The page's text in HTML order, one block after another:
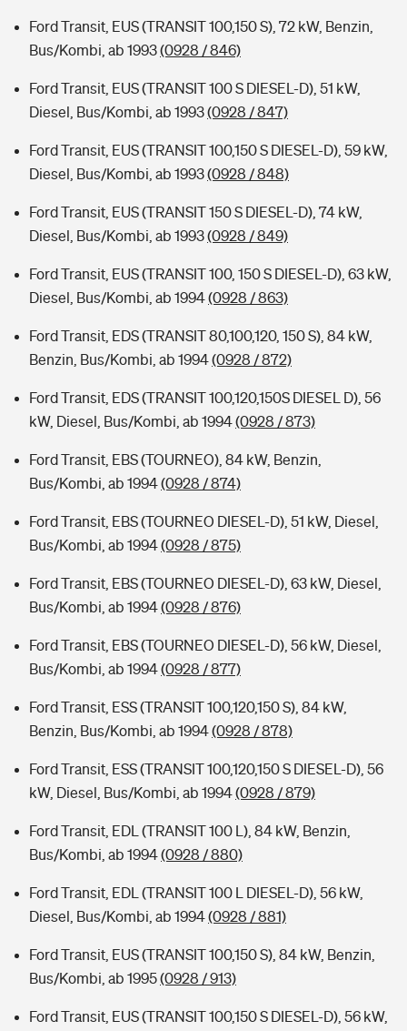
Ford Transit, EUS (TRANSIT 100,150 S), 72 kW, Benzin,
Bus/Kombi, ab 1993(0928 / 846)
Ford Transit, EUS (TRANSIT 100 S DIESEL-D), 51 kW,
Diesel, Bus/Kombi, ab 1993(0928 / 847)
Ford Transit, EUS (TRANSIT 100,150 S DIESEL-D), 59 kW,
Diesel, Bus/Kombi, ab 1993(0928 / 848)
Ford Transit, EUS (TRANSIT 150 S DIESEL-D), 74 kW,
Diesel, Bus/Kombi, ab 1993(0928 / 849)
Ford Transit, EUS (TRANSIT 100, 150 S DIESEL-D), 63 kW,
Diesel, Bus/Kombi, ab 1994(0928 / 863)
Ford Transit, EDS (TRANSIT 80,100,120, 150 S), 84 kW,
Benzin, Bus/Kombi, ab 1994(0928 / 872)
Ford Transit, EDS (TRANSIT 100,120,150S DIESEL D), 56
kW, Diesel, Bus/Kombi, ab 1994(0928 / 873)
Ford Transit, EBS (TOURNEO), 84 kW, Benzin,
Bus/Kombi, ab 1994(0928 / 874)
Ford Transit, EBS (TOURNEO DIESEL-D), 51 kW, Diesel,
Bus/Kombi, ab 1994(0928 / 875)
Ford Transit, EBS (TOURNEO DIESEL-D), 63 kW, Diesel,
Bus/Kombi, ab 1994(0928 / 876)
Ford Transit, EBS (TOURNEO DIESEL-D), 56 kW, Diesel,
Bus/Kombi, ab 1994(0928 / 877)
Ford Transit, ESS (TRANSIT 100,120,150 S), 84 kW,
Benzin, Bus/Kombi, ab 1994(0928 / 878)
Ford Transit, ESS (TRANSIT 100,120,150 S DIESEL-D), 56
kW, Diesel, Bus/Kombi, ab 1994(0928 / 879)
Ford Transit, EDL (TRANSIT 100 L), 84 kW, Benzin,
Bus/Kombi, ab 1994(0928 / 880)
Ford Transit, EDL (TRANSIT 100 L DIESEL-D), 56 kW,
Diesel, Bus/Kombi, ab 1994(0928 / 881)
Ford Transit, EUS (TRANSIT 100,150 S), 84 kW, Benzin,
Bus/Kombi, ab 1995(0928 / 913)
Ford Transit, EUS (TRANSIT 100,150 S DIESEL-D), 56 kW,